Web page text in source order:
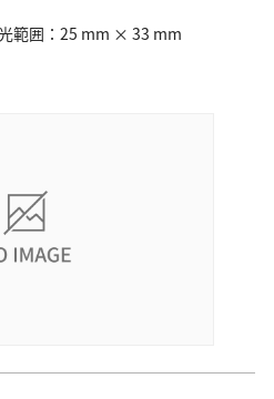
範囲：25 mm × 33 mm